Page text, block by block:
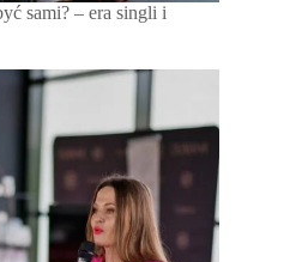
sami? – era singli i